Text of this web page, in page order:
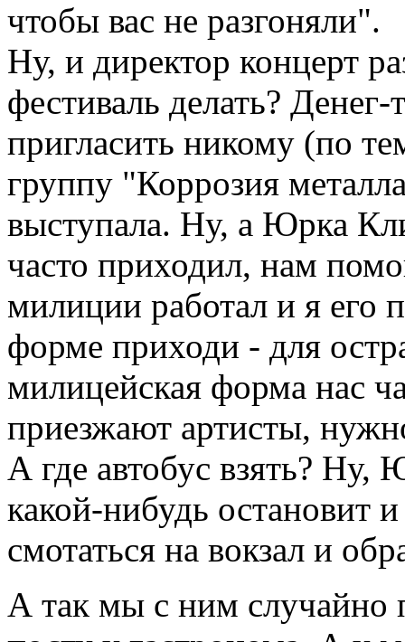
чтобы вас не разгоняли".
Ну, и директор концерт
фестиваль делать?
пригласить никому (по
группу "Коррозия
выступала. Ну, а Юрка
часто приходил, нам
милиции работал и я его
форме приходи - для
милицейская форма нас
приезжают артисты,
А где автобус взять? Ну,
какой-нибудь остановит
смотаться на вокзал и
А так мы с ним случайно